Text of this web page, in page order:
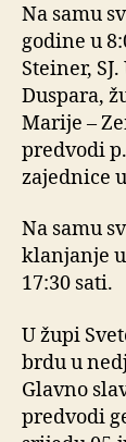
Na samu
godine u
Steiner,
Duspara,
Marije –
predvodi
zajednice
Na samu
klanjanje
17:30 sati.
U župi
brdu u
Glavno
predvodi